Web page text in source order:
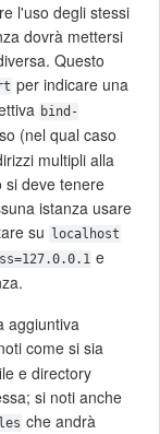
l'uso degli stessi
dovrà mettersi
Questo
per indicare una
bind-
(nel qual caso
multipli alla
si deve tenere
istanza usare
su localhost
e
aggiuntiva
come si sia
e directory
si noti anche
che andrà